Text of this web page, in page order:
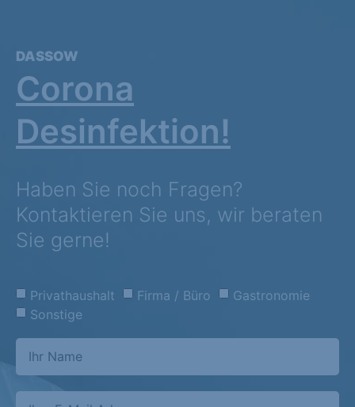
DASSOW
Corona
Desinfektion!
Haben Sie noch Fragen?
Kontaktieren Sie uns, wir beraten
Sie gerne!
Privathaushalt Firma / Büro
Gastronomie
Sonstige